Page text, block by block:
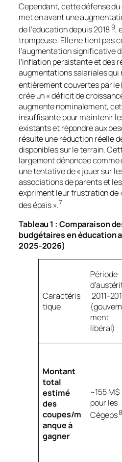
Cependant, cette défense
met en avant une
de l’éducation depuis 2018 9,
trompeuse. Elle ne tient pas
l’augmentation significative
l’inflation persistante et des
augmentations salariales qui
entièrement couvertes par le
crée un « déficit de
augmente nominalement,
insuffisante pour maintenir
existants et répondre aux
résulte une réduction réelle
disponibles sur le terrain.
largement dénoncée comme
une tentative de « jouer sur
associations de parents et
expriment leur frustration de
des épais ».7
Tableau 1 : Comparaison
budgétaires en éducation
2025-2026)
Caractéris
tique
Période
2011-
ment
libéral)
Montant
total
estimé
des
coupes/m
anque à
gagner
~155 M$
pour les
Cégeps8